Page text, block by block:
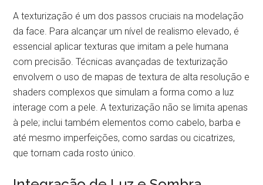
A texturização é um dos passos cruciais na modelação
da face. Para alcançar um nível de realismo elevado, é
essencial aplicar texturas que imitam a pele humana
com precisão. Técnicas avançadas de texturização
envolvem o uso de mapas de textura de alta resolução e
shaders complexos que simulam a forma como a luz
interage com a pele. A texturização não se limita apenas
à pele; inclui também elementos como cabelo, barba e
até mesmo imperfeições, como sardas ou cicatrizes,
que tornam cada rosto único.